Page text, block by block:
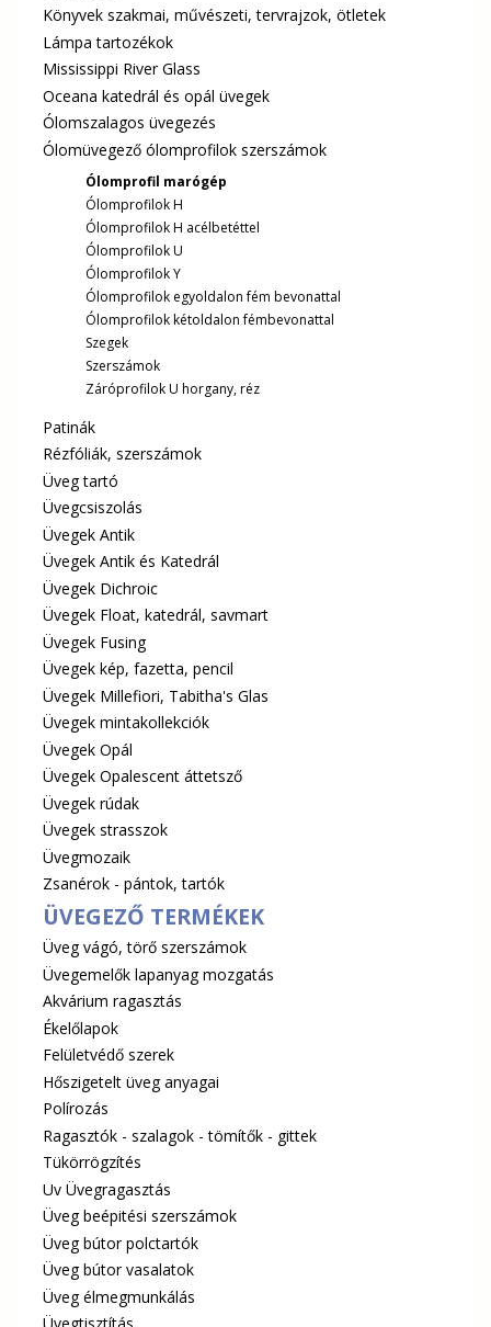
Könyvek szakmai, művészeti, tervrajzok, ötletek
Lámpa tartozékok
Mississippi River Glass
Oceana katedrál és opál üvegek
Ólomszalagos üvegezés
Ólomüvegező ólomprofilok szerszámok
Ólomprofil marógép
Ólomprofilok H
Ólomprofilok H acélbetéttel
Ólomprofilok U
Ólomprofilok Y
Ólomprofilok egyoldalon fém bevonattal
Ólomprofilok kétoldalon fémbevonattal
Szegek
Szerszámok
Záróprofilok U horgany, réz
Patinák
Rézfóliák, szerszámok
Üveg tartó
Üvegcsiszolás
Üvegek Antik
Üvegek Antik és Katedrál
Üvegek Dichroic
Üvegek Float, katedrál, savmart
Üvegek Fusing
Üvegek kép, fazetta, pencil
Üvegek Millefiori, Tabitha's Glas
Üvegek mintakollekciók
Üvegek Opál
Üvegek Opalescent áttetsző
Üvegek rúdak
Üvegek strasszok
Üvegmozaik
Zsanérok - pántok, tartók
ÜVEGEZŐ TERMÉKEK
Üveg vágó, törő szerszámok
Üvegemelők lapanyag mozgatás
Akvárium ragasztás
Ékelőlapok
Felületvédő szerek
Hőszigetelt üveg anyagai
Polírozás
Ragasztók - szalagok - tömítők - gittek
Tükörrögzítés
Uv Üvegragasztás
Üveg beépitési szerszámok
Üveg bútor polctartók
Üveg bútor vasalatok
Üveg élmegmunkálás